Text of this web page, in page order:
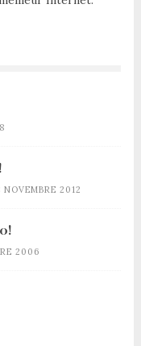
NOVEMBRE 2012
2006